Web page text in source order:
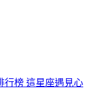
行榜 這星座遇見心